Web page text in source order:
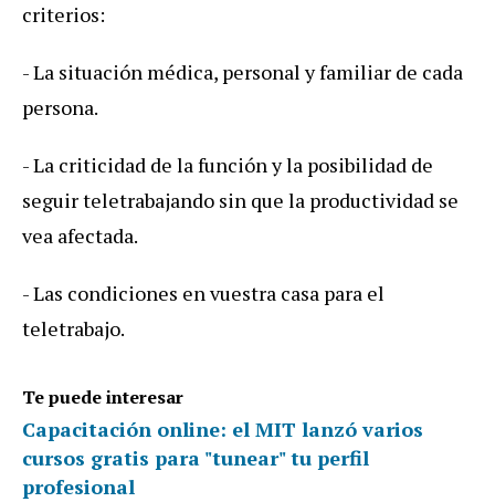
criterios:
- La situación médica, personal y familiar de cada
persona.
- La criticidad de la función y la posibilidad de
seguir teletrabajando sin que la productividad se
vea afectada.
- Las condiciones en vuestra casa para el
teletrabajo.
Te puede interesar
Capacitación online: el MIT lanzó varios
cursos gratis para "tunear" tu perfil
profesional